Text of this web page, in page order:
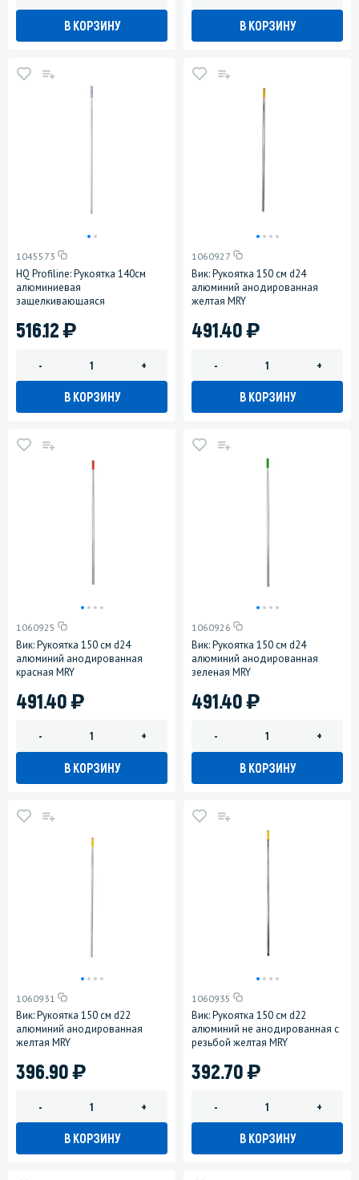
В КОРЗИНУ В КОРЗИНУ
1045573
HQ Profiline: Рукоятка 140см
алюминиевая
защелкивающаяся
516.12)
- +
В КОРЗИНУ
1060927
Вик: Рукоятка 150 см d24
алюминий анодированная
желтая MRY
491.40)
- +
В КОРЗИНУ
1060925
Вик: Рукоятка 150 см d24
алюминий анодированная
красная MRY
491.40)
- +
В КОРЗИНУ
1060926
Вик: Рукоятка 150 см d24
алюминий анодированная
зеленая MRY
491.40)
- +
В КОРЗИНУ
1060931
Вик: Рукоятка 150 см d22
алюминий анодированная
желтая MRY
396.90)
- +
В КОРЗИНУ
1060935
Вик: Рукоятка 150 см d22
алюминий не анодированная с
резьбой желтая MRY
392.70)
- +
В КОРЗИНУ